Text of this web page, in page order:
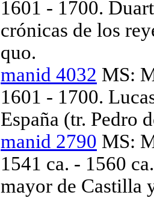
1601 - 1700.
crónicas de los
quo.
manid 4032 MS:
1601 - 1700.
España (tr. Pedro
manid 2790 MS:
1541 ca. - 1560
mayor de Castilla